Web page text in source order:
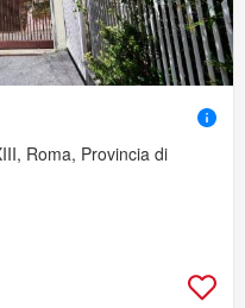
Roma, Provincia di